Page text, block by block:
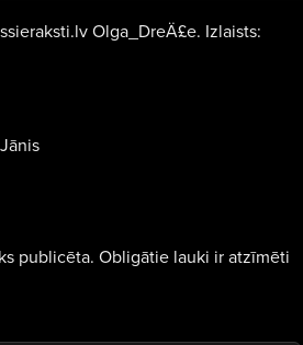
Olga_DreÄ£e. Izlaists:
publicēta. Obligātie lauki ir atzīmēti